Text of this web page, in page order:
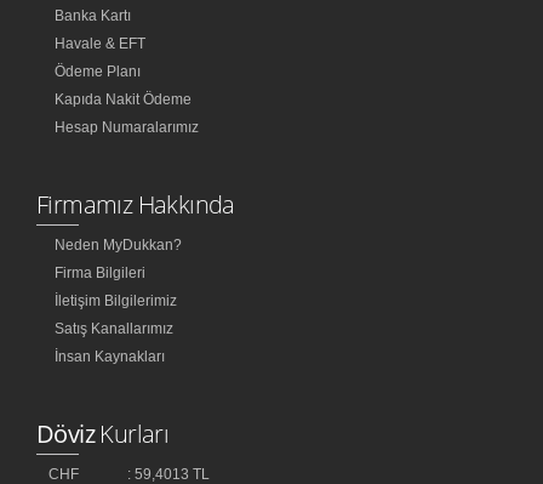
Banka Kartı
Havale & EFT
Ödeme Planı
Kapıda Nakit Ödeme
Hesap Numaralarımız
Firmamız Hakkında
Neden MyDukkan?
Firma Bilgileri
İletişim Bilgilerimiz
Satış Kanallarımız
İnsan Kaynakları
DövizKurları
CHF
: 59,4013 TL